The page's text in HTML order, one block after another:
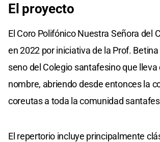
El proyecto
El Coro Polifónico Nuestra Señora del
en 2022 por iniciativa de la Prof.
seno del Colegio santafesino que
nombre, abriendo desde entonces la
coreutas a toda la comunidad
El repertorio incluye principalmente